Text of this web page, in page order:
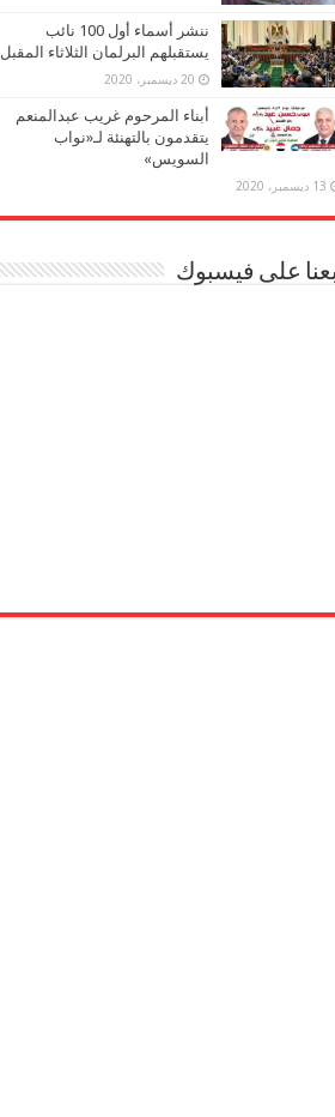
ننشر أسماء أول 100 نائب
يستقبلهم البرلمان الثلاثاء المقبل
20 ديسمبر، 2020
أبناء المرحوم غريب عبدالمنعم
يتقدمون بالتهنئة لـ«نواب
السويس»
13 ديسمبر، 2020
على فيسبوك